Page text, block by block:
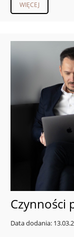
WIĘCEJ
Czynności
Data dodania: